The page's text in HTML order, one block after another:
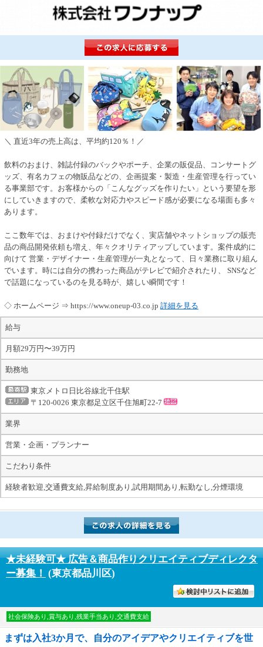
＼ 直近3年の売上高は、平均約120％！／
飲料のおまけ、雑誌付録のバックやポーチ、企業の販促品、コンサートグ
ッズ、有名カフェの物販品などの、企画提案・製造・生産管理を行ってい
る事業部です。お客様からの「こんなグッズを作りたい」という要望を形
にしていきますので、柔軟な対応力やスピード感が必要になる場面も多々
あります。
ここ数年では、おまけや付録だけでなく、実店舗やネットショップの販売
品の商品開発依頼も増え、年々クオリティアップしています。案件成約に
向けて 営業・デザイナー・生産管理が一丸となって、日々業務に取り組ん
でいます。時には自分の携わった商品がテレビで紹介されたり、 SNSなど
で話題になっているのを見る時が、嬉しい瞬間です！
◇ ホームページ ⇒ https://www.oneup-03.co.jp 詳細を見る
給与
月額29万円〜39万円
勤務地
東京メトロ日比谷線北千住駅
〒120-0026 東京都足立区千住旭町22-7
業界
営業・企画・プランナー
こだわり条件
経験者歓迎,交通費支給,昇給制度あり,試用期間あり,転勤なし,分煙環境
★未経験可★ 広告＆商品作りクリエイティブディレクタ
ー募集！ (東京都品川区)
社会保険あり,賞与あり,残業手当あり,交通費支給
まずは入社3か月で、自分のアイデアやクリエイティブを世